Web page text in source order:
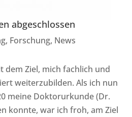
abgeschlossen
, Forschung, News
dem Ziel, mich fachlich und
weiterzubilden. Als ich nun
meine Doktorurkunde (Dr.
konnte, war ich froh, am Ziel